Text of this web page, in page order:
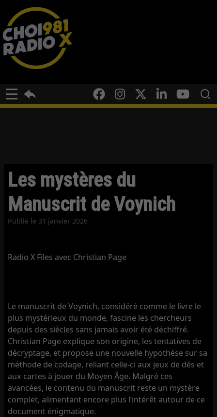
Les mystères du
Manuscrit de Voynich
Publié le 31 janvier 2026
Radio X Files avec Christian Page
Le manuscrit de Voynich, considéré comme le livre le
plus mystérieux du monde, fascine les chercheurs
depuis des siècles sans jamais avoir été déchiffré.
Christian Page explique son origine, les tentatives de
décryptage, et propose une nouvelle hypothèse sur sa
méthode de codage, reliant celle-ci aux jeux de dés et
aux cartes à jouer du Moyen Âge. Malgré ces
avancées, le contenu du manuscrit reste un mystère
complet, alimentant encore plus l’intérêt autour de ce
document énigmatique.